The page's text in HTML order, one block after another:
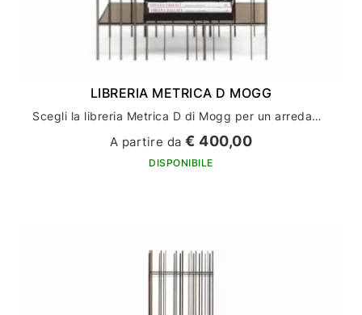
LIBRERIA METRICA D MOGG
Scegli la libreria Metrica D di Mogg per un arredamento casa moderno ed elegante
A partire da€ 400,00
DISPONIBILE